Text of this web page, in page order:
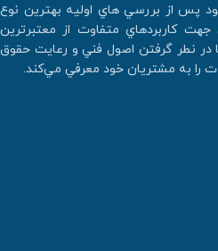
پس از بررسي هاي اوليه بهترين نوع
كاربردهاي متفاوت از معتبرترين
در نطر گرفتن اصول فني و رعايت حقوق
را به مشتريان خود معرفي مي‌كند.